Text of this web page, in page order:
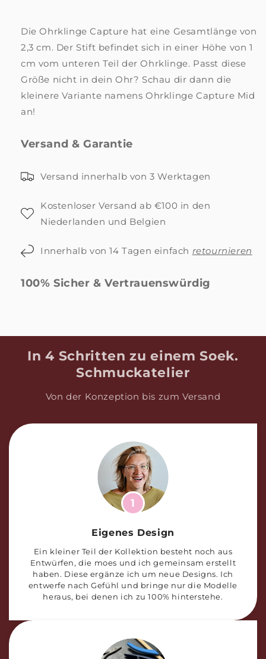
Die Ohrklinge Capture hat eine Gesamtlänge von
2,3 cm. Der Stift befindet sich in einer Höhe von 1
cm vom unteren Teil der Ohrklinge. Passt diese
Größe nicht in dein Ohr? Schau dir dann die
kleinere Variante namens Ohrklinge Capture Mid
an!
Versand & Garantie
Versand innerhalb von 3 Werktagen
Kostenloser Versand ab €100 in den
Niederlanden und Belgien
Innerhalb von 14 Tagen einfach retournieren
100% Sicher & Vertrauenswürdig
In 4 Schritten zu einem Soek.
Schmuckatelier
Von der Konzeption bis zum Versand
1
Eigenes Design
Ein kleiner Teil der Kollektion besteht noch aus
Entwürfen, die moes und ich gemeinsam erstellt
haben. Diese ergänze ich um neue Designs. Ich
entwerfe nach Gefühl und bringe nur die Modelle
heraus, bei denen ich zu 100% hinterstehe.